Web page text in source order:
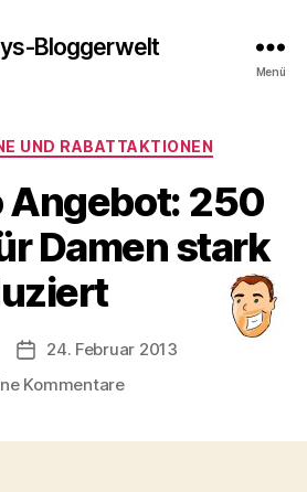
Bloggerwelt
Menü
Kategorien
UND RABATTAKTIONEN
Angebot: 250
Damen stark
Veröffentlichungsdatum
24. Februar 2013
Kommentarezu